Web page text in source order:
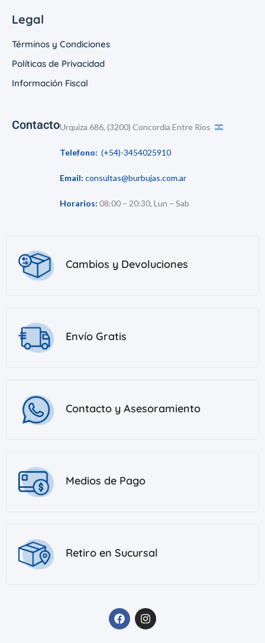
Legal
Términos y Condiciones
Políticas de Privacidad
Información Fiscal
ContactoUrquiza 686, (3200) Concordia Entre Ríos
Telefono: (+54)-3454025910
Email: consultas@burbujas.com.ar
Horarios: 08:00 – 20:30, Lun – Sab
Cambios y Devoluciones
Envío Gratis
Contacto y Asesoramiento
Medios de Pago
Retiro en Sucursal